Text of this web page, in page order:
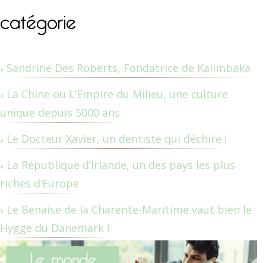
catégorie
Sandrine Des Roberts, Fondatrice de Kalimbaka
La Chine ou L’Empire du Milieu, une culture
unique depuis 5000 ans
Le Docteur Xavier, un dentiste qui déchire !
La République d’Irlande, un des pays les plus
riches d’Europe
Le Benaise de la Charente-Maritime vaut bien le
Hygge du Danemark !